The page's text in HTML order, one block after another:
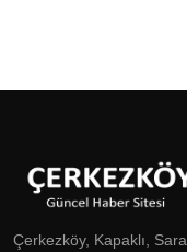
Çerkezköy, Kapaklı,